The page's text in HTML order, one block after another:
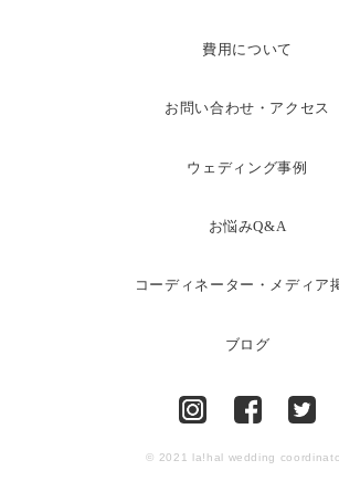
費用について
お問い合わせ・アクセス
ウェディング事例
お悩みQ&A
コーディネーター・メディア
ブログ
© 2021 la!hal wedding